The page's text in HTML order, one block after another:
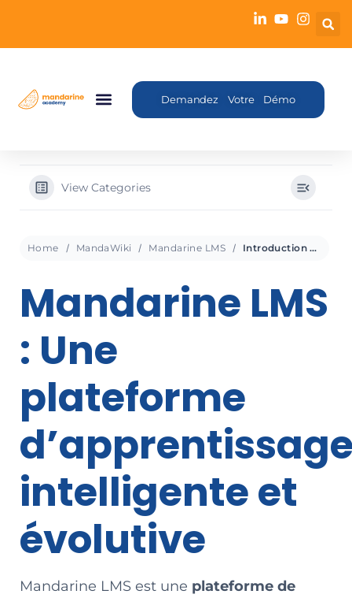
Demandez Votre Démo
View Categories
Home MandaWiki Mandarine LMS Introduction Mandarine LMS
Mandarine LMS
: Une
plateforme
intelligente et
évolutive
Mandarine LMS est une plateforme de